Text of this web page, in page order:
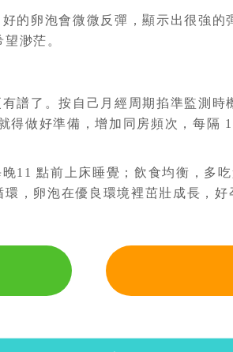
的卵泡會微微反彈，顯示出很強
渺茫。
譜了。按自己月經周期掐準監測
得做好準備，增加同房頻次，每隔
11 點前上床睡覺；飲食均衡，多
，卵泡在優良環境裡茁壯成長，好